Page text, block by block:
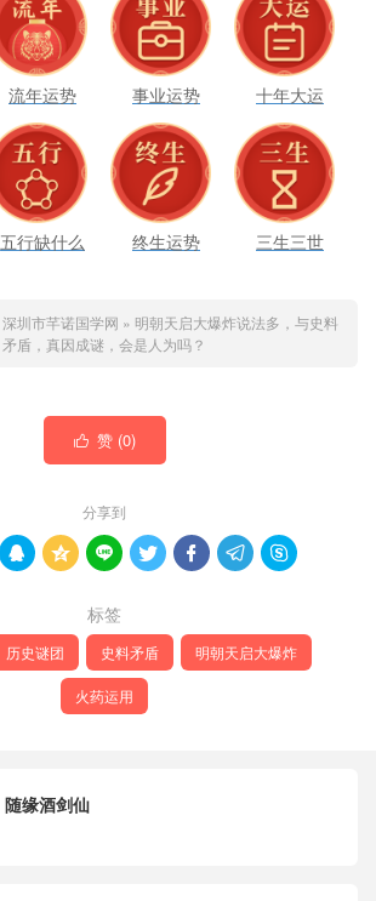
流年运势 事业运势 十年大运
五行缺什么 终生运势 三生三世
深圳市芊诺国学网 » 明朝天启大爆炸说法多，与史料
矛盾，真因成谜，会是人为吗？
 赞 (0)
分享到
      
标签
历史谜团 史料矛盾 明朝天启大爆炸
火药运用
随缘酒剑仙